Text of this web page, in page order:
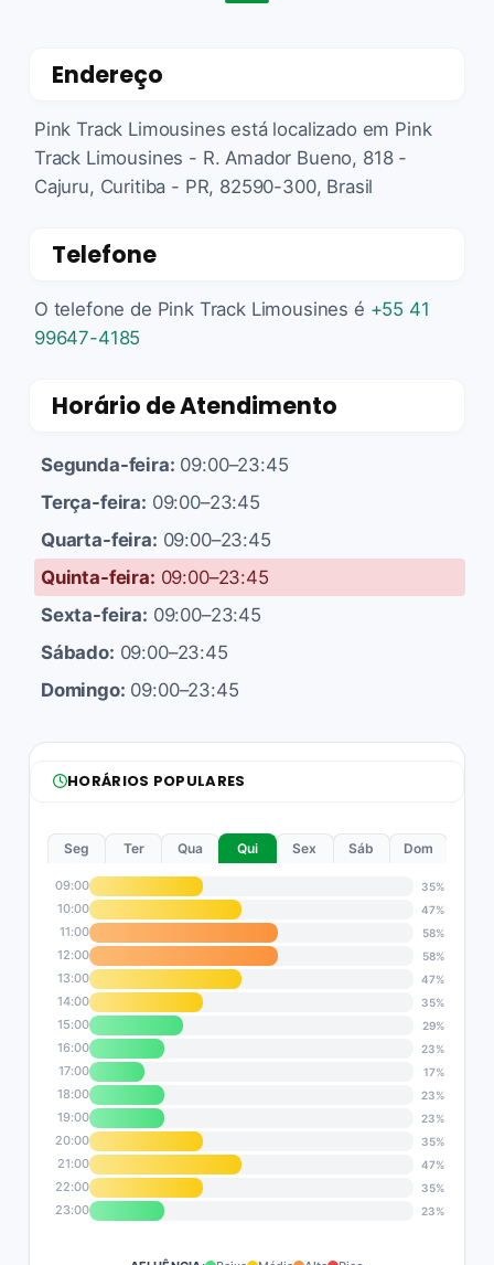
Endereço
Pink Track Limousines está localizado em Pink
Track Limousines - R. Amador Bueno, 818 -
Cajuru, Curitiba - PR, 82590-300, Brasil
Telefone
O telefone de Pink Track Limousines é +55 41
99647-4185
Horário de Atendimento
Segunda-feira: 09:00–23:45
Terça-feira: 09:00–23:45
Quarta-feira: 09:00–23:45
Quinta-feira: 09:00–23:45
Sexta-feira: 09:00–23:45
Sábado: 09:00–23:45
Domingo: 09:00–23:45
HORÁRIOS POPULARES
Seg Ter Qua Qui Sex Sáb Dom
09:00 35%
10:00 47%
11:00 58%
12:00 58%
13:00 47%
14:00 35%
15:00 29%
16:00 23%
17:00 17%
18:00 23%
19:00 23%
20:00 35%
21:00 47%
22:00 35%
23:00 23%